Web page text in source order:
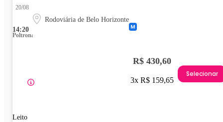
14:20
20/08
Rodoviária de Belo Horizonte
Poltrona
Leito
R$ 430,60
3x R$ 159,65
Selecionar